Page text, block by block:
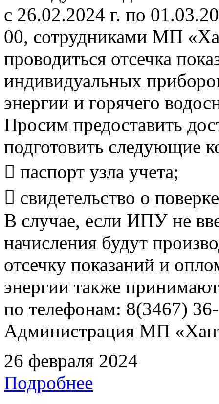
с 26.02.2024 г. по
00, сотрудниками МП
проводиться отсечка
индивидуальных
энергии и горячего
Просим предоставить
подготовить следующие
 паспорт узла учета;
 свидетельство о
В случае, если ИПУ не
начисления будут
отсечку показаний и
энергии также
по телефонам: 8(3467)
Администрация МП
26 февраля 2024
Подробнее